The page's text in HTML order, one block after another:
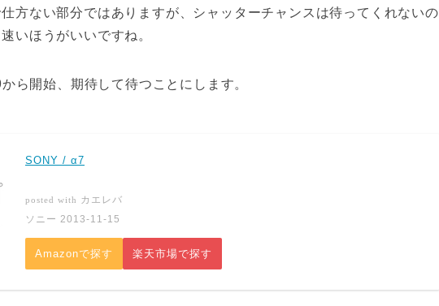
方ない部分ではありますが、シャッターチャンスは待ってくれないの
いほうがいいですね。
ら開始、期待して待つことにします。
SONY / α7
posted with カエレバ
ソニー 2013-11-15
Amazonで探す 楽天市場で探す